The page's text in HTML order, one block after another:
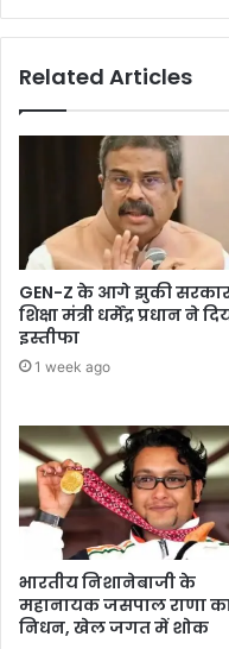
Related Articles
GEN-Z के आगे झुकी
शिक्षा मंत्री धर्मेंद्र प्रधान ने
इस्तीफा
1 week ago
भारतीय निशानेबाजी के
महानायक जसपाल राणा
निधन, खेल जगत में शोक